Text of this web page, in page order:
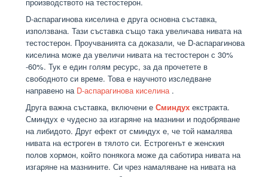
производството на тестостерон.
D-аспарагинова киселина е друга основна съставка,
използвана. Тази съставка също така увеличава нивата на
тестостерон. Проучванията са доказали, че D-аспарагинова
киселина може да увеличи нивата на тестостерон с 30%
-60%. Тук е един голям ресурс, за да прочетете в
свободното си време. Това е научното изследване
направено на D-аспарагинова киселина.
Друга важна съставка, включени е Сминдух екстракта.
Сминдух е чудесно за изгаряне на мазнини и подобряване
на либидото. Друг ефект от сминдух е, че той намалява
нивата на естроген в тялото си. Естрогенът е женския
полов хормон, който понякога може да саботира нивата на
изгаряне на мазнините. Си чрез намаляване на нивата на